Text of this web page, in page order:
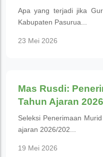
Apa yang terjadi jika
Kabupaten Pasurua...
23 Mei 2026
Mas Rusdi:
Tahun Ajaran
Seleksi Penerimaan
ajaran 2026/202...
19 Mei 2026